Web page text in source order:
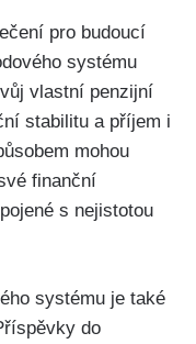
pro budoucí
systému
vlastní penzijní
stabilitu a příjem i
mohou
finanční
s nejistotou
systému je také
do